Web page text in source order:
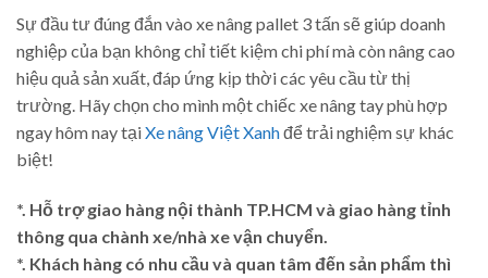
Sự đầu tư đúng đắn vào xe nâng pallet 3 tấn sẽ giúp doanh
nghiệp của bạn không chỉ tiết kiệm chi phí mà còn nâng cao
hiệu quả sản xuất, đáp ứng kịp thời các yêu cầu từ thị
trường. Hãy chọn cho mình một chiếc xe nâng tay phù hợp
ngay hôm nay tạiXe nâng Việt Xanhđể trải nghiệm sự khác
biệt!
*. Hỗ trợ giao hàng nội thành TP.HCM và giao hàng tỉnh
thông qua chành xe/nhà xe vận chuyển.
*. Khách hàng có nhu cầu và quan tâm đến sản phẩm thì